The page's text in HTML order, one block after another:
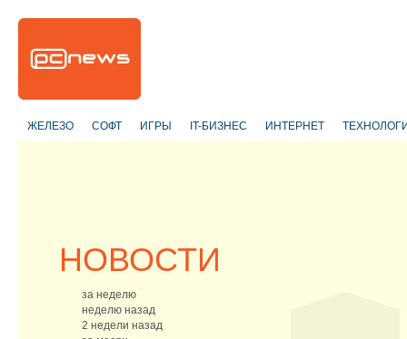
ЖЕЛЕЗО СОФТ ИГРЫ IT-БИЗНЕС ИНТЕРНЕТ
НОВОСТИ
за неделю
неделю назад
2 недели назад